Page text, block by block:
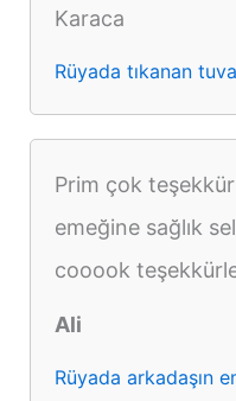
Karaca
Rüyada tıkanan
Prim çok
emeğine sağlık
cooook
Ali
Rüyada arkadaşın